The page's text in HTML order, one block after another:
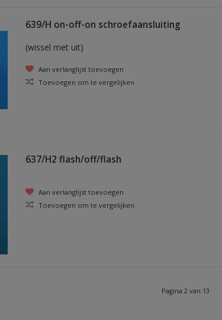
639/H on-off-on schroefaansluiting
(wissel met uit)
Aan verlanglijst toevoegen
Toevoegen om te vergelijken
637/H2 flash/off/flash
Aan verlanglijst toevoegen
Toevoegen om te vergelijken
Pagina 2 van 13